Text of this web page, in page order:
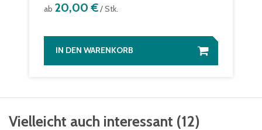
ab 20,00 €/ Stk.
IN DEN WARENKORB
Vielleicht auch interessant (12)